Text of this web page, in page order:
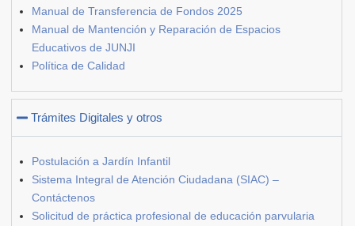
Manual de Transferencia de Fondos 2025
Manual de Mantención y Reparación de Espacios
Educativos de JUNJI
Política de Calidad
Trámites Digitales y otros
Postulación a Jardín Infantil
Sistema Integral de Atención Ciudadana (SIAC) –
Contáctenos
Solicitud de práctica profesional de educación parvularia